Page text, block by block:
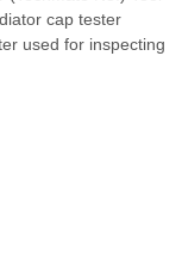
cap tester
used for inspecting